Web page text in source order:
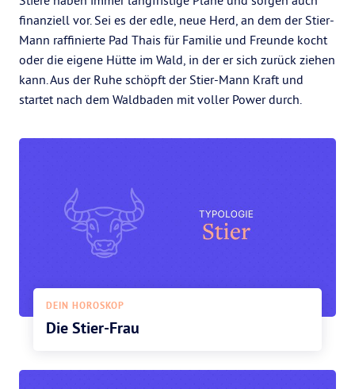
finanziell vor. Sei es der edle, neue Herd, an dem der Stier-
Mann raffinierte Pad Thais für Familie und Freunde kocht
oder die eigene Hütte im Wald, in der er sich zurück ziehen
kann. Aus der Ruhe schöpft der Stier-Mann Kraft und
startet nach dem Waldbaden mit voller Power durch.
DEIN HOROSKOP
Die Stier-Frau